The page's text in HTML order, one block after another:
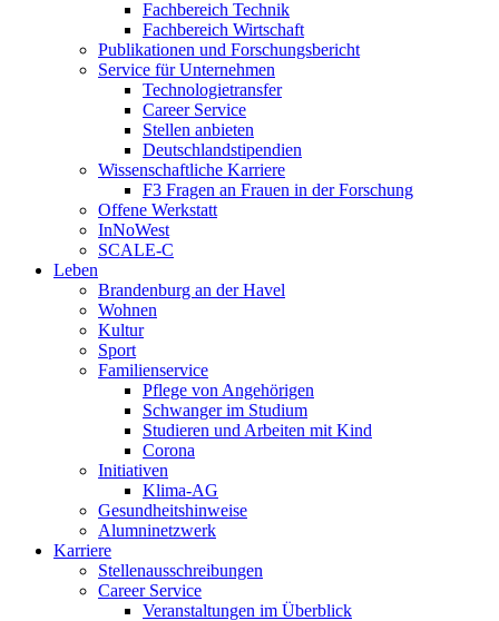
Fachbereich Technik
Fachbereich Wirtschaft
Publikationen und Forschungsbericht
Service für Unternehmen
Technologietransfer
Career Service
Stellen anbieten
Deutschlandstipendien
Wissenschaftliche Karriere
F3 Fragen an Frauen in der Forschung
Offene Werkstatt
InNoWest
SCALE-C
Leben
Brandenburg an der Havel
Wohnen
Kultur
Sport
Familienservice
Pflege von Angehörigen
Schwanger im Studium
Studieren und Arbeiten mit Kind
Corona
Initiativen
Klima-AG
Gesundheitshinweise
Alumninetzwerk
Karriere
Stellenausschreibungen
Career Service
Veranstaltungen im Überblick